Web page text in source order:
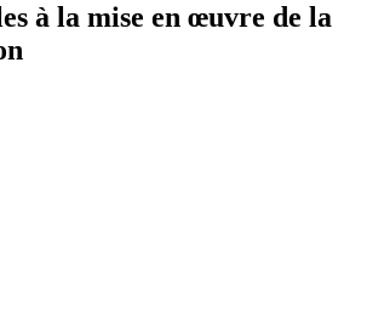
à la mise en œuvre de la